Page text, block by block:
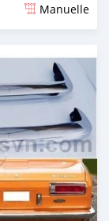
Manuelle